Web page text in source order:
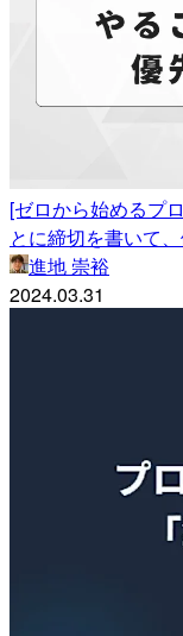
[ゼロから始めるプ
とに締切を書いて
進地 崇裕
2024.03.31